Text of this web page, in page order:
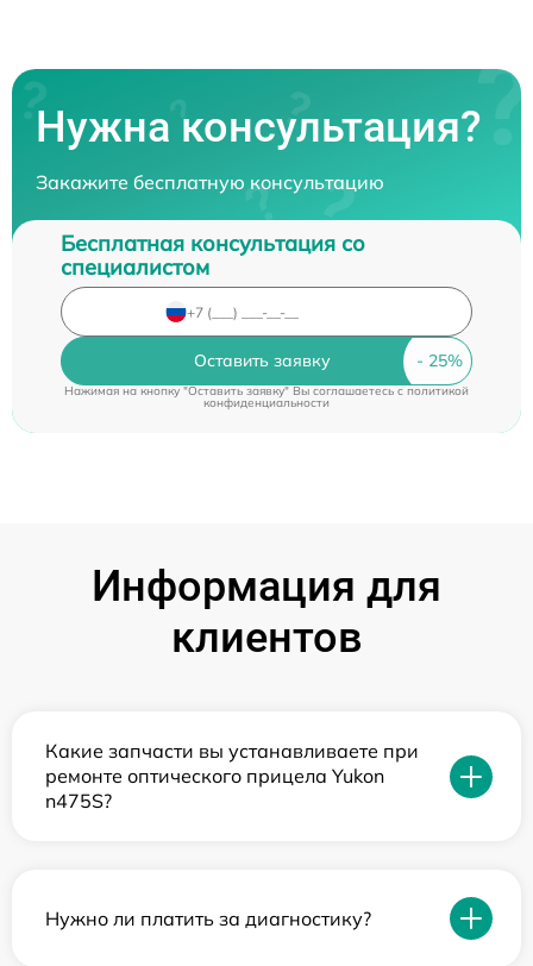
Нужна консультация?
Закажите бесплатную консультацию
Бесплатная консультация со
специалистом
Оставить заявку
Нажимая на кнопку "Оставить заявку" Вы соглашаетесь c политикой
конфиденциальности
Информация для
клиентов
Какие запчасти вы устанавливаете при
ремонте оптического прицела Yukon
n475S?
Нужно ли платить за диагностику?